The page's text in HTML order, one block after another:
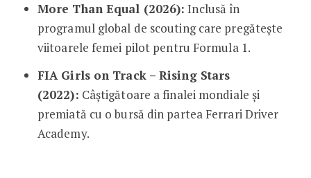
More Than Equal (2026): Inclusă în
programul global de scouting care pregătește
viitoarele femei pilot pentru Formula 1.
FIA Girls on Track – Rising Stars
(2022): Câștigătoare a finalei mondiale și
premiată cu o bursă din partea Ferrari Driver
Academy.